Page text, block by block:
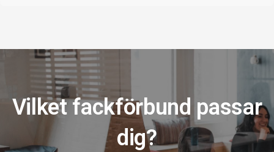
Vilket fackförbund passar
dig?